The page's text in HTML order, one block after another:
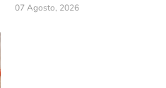
07 Agosto, 2026